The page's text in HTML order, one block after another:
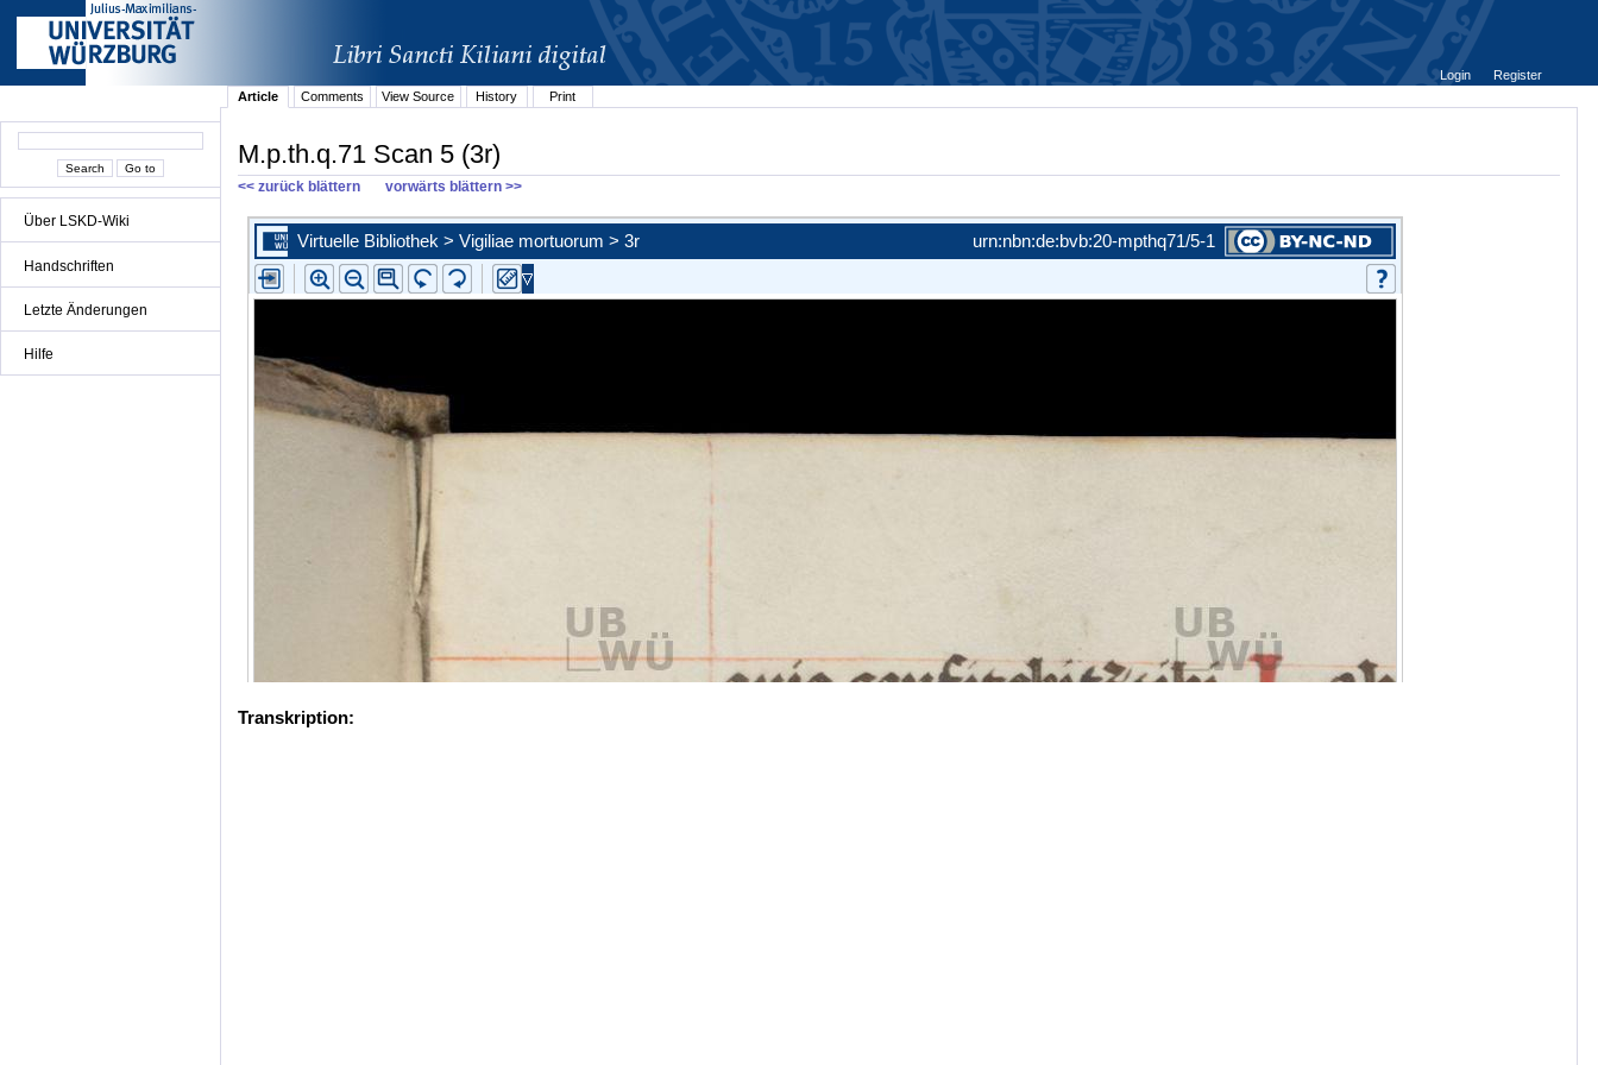
Über LSKD-Wiki
Handschriften
Letzte Änderungen
Hilfe
Login
Register
Article
Comments View Source History Print
M.p.th.q.71 Scan 5 (3r)
<< zurück blättern vorwärts blättern >>
Transkription: